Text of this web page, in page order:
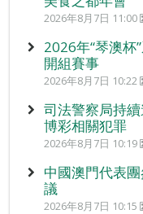
2026年8月7日 11:00
2026年“琴澳杯
開組賽事
2026年8月7日 10:22
司法警察局持
博彩相關犯罪
2026年8月7日 10:19
中國澳門代表
議
2026年8月7日 10:15